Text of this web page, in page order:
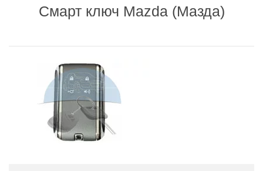
Смарт ключ Mazda (Мазда)